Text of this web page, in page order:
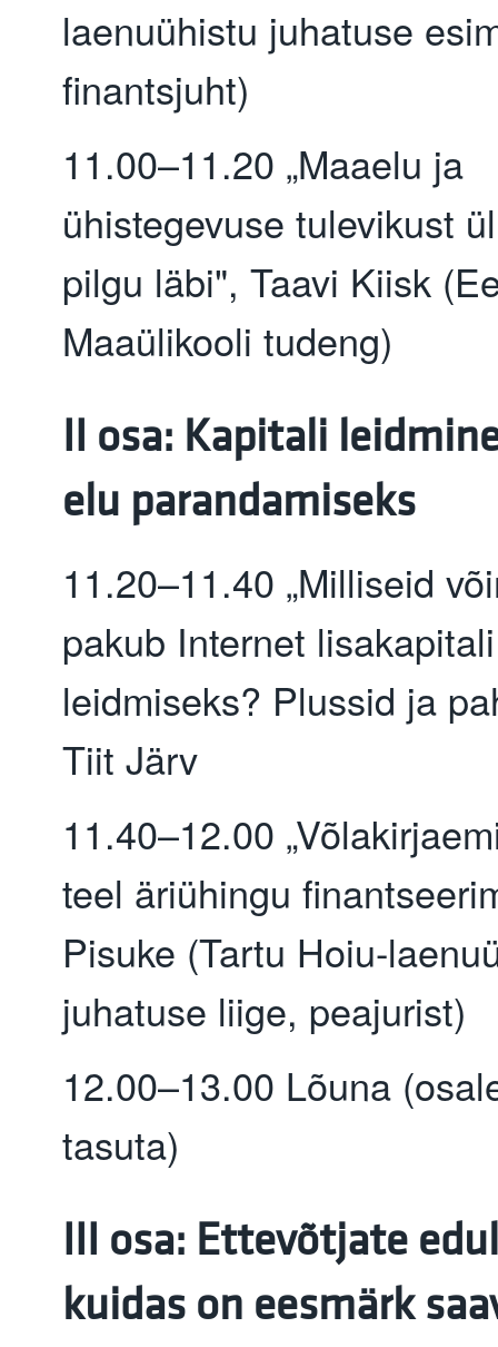
laenuühistu juhatuse
finantsjuht)
11.00–11.20 „Maaelu ja
ühistegevuse tulevikust
pilgu läbi", Taavi Kiisk
Maaülikooli tudeng)
II osa: Kapitali
elu parandamiseks
11.20–11.40 „Milliseid
pakub Internet lisakapitali
leidmiseks? Plussid ja
Tiit Järv
11.40–12.00
teel äriühingu
Pisuke (Tartu Hoiu-
juhatuse liige, peajurist)
12.00–13.00 Lõuna
tasuta)
III osa: Ettevõtjate
kuidas on eesmärk